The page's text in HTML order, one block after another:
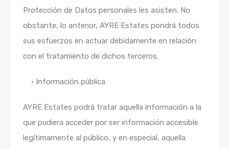
Protección de Datos personales les asisten. No
obstante, lo anterior, AYRE Estates pondrá todos
sus esfuerzos en actuar debidamente en relación
con el tratamiento de dichos terceros.
• Información pública
AYRE Estates podrá tratar aquella información a la
que pudiera acceder por ser información accesible
legítimamente al público, y en especial, aquella